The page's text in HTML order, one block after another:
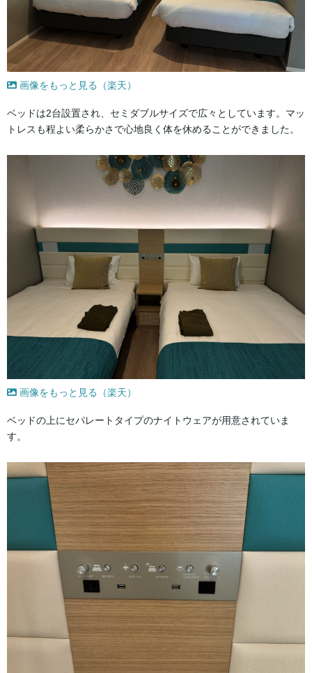
画像をもっと見る（楽天）
ベッドは2台設置され、セミダブルサイズで広々としています。マッ
トレスも程よい柔らかさで心地良く体を休めることができました。
画像をもっと見る（楽天）
ベッドの上にセパレートタイプのナイトウェアが用意されていま
す。